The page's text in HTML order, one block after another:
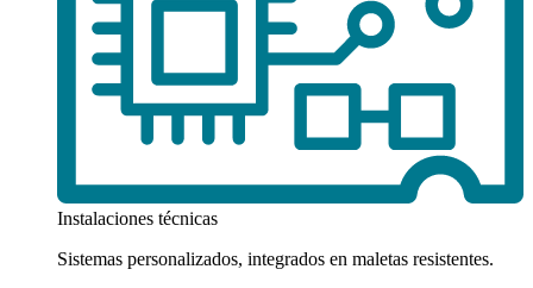
Instalaciones técnicas
Sistemas personalizados, integrados en maletas resistentes.